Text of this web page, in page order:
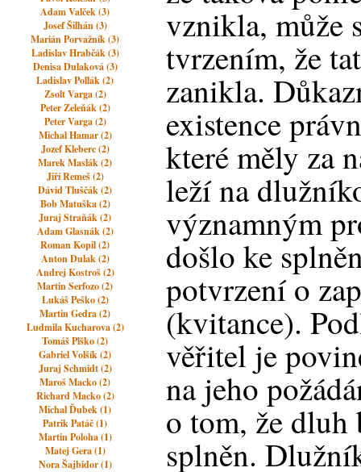
Adam Valček (3)
Josef Šilhán (3)
Marián Porvažník (3)
Ladislav Hrabčák (3)
Denisa Dulaková (3)
Ladislav Pollák (2)
Zsolt Varga (2)
Peter Zeleňák (2)
Peter Varga (2)
Michal Hamar (2)
Jozef Kleberc (2)
Marek Maslák (2)
Jiří Remeš (2)
Dávid Tluščák (2)
Bob Matuška (2)
Juraj Straňák (2)
Adam Glasnák (2)
Roman Kopil (2)
Anton Dulak (2)
Andrej Kostroš (2)
Martin Serfozo (2)
Lukáš Peško (2)
Martin Gedra (2)
Ludmila Kucharova (2)
Tomáš Plško (2)
Gabriel Volšík (2)
Juraj Schmidt (2)
Maroš Macko (2)
Richard Macko (2)
Michal Ďubek (1)
Patrik Patáč (1)
Martin Poloha (1)
Matej Gera (1)
Nora Šajbidor (1)
vznikla, může
tvrzením, že
zanikla.
existence
které měly za
leží na
významným
došlo ke
potvrzení o
(kvitance).
věřitel je
na jeho
o tom, že dluh
splněn.